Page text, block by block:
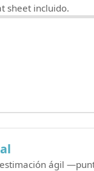
sheet incluido.
ágil